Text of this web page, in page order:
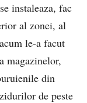
instaleaza, fac
al zonei, al
le-a facut
magazinelor,
din
de peste